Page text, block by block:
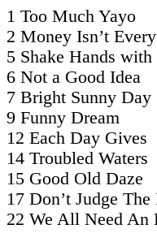
1 Too Much Yayo
2 Money Isn’t
5 Shake Hands with
6 Not a Good Idea
7 Bright Sunny Day
9 Funny Dream
12 Each Day Gives
14 Troubled Waters
15 Good Old Daze
17 Don’t Judge
22 We All Need An